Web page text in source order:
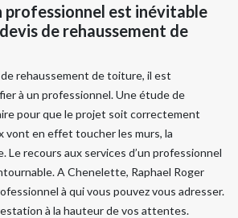
professionnel est inévitable
de rehaussement de
rehaussement de toiture, il est
à un professionnel. Une étude de
pour que le projet soit correctement
vont en effet toucher les murs, la
recours aux services d’un professionnel
A Chenelette, Raphael Roger
à qui vous pouvez vous adresser.
à la hauteur de vos attentes.